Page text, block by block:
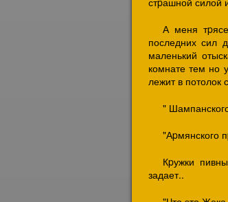
А меня
последних сил
маленький
комнате тем но
лежит в потолок
"
"Аpмянского
Кpужки
задает..